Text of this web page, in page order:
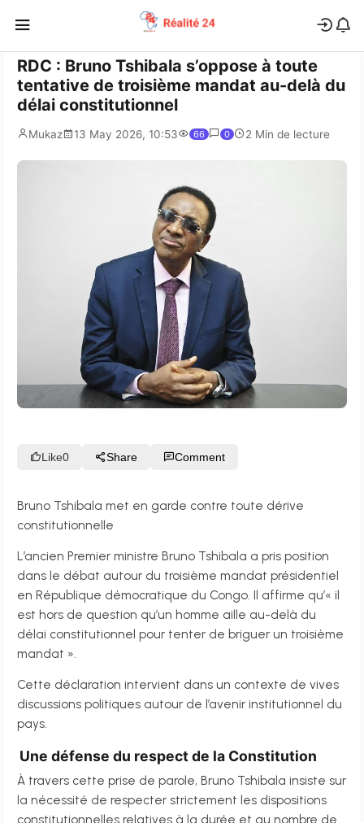
RDC : Bruno Tshibala s’oppose à toute
tentative de troisième mandat au-delà du
délai constitutionnel
Mukaz 13 May 2026, 10:53 66 0 2 Min de lecture
Like0 Share Comment
Bruno Tshibala met en garde contre toute dérive
constitutionnelle
L’ancien Premier ministre Bruno Tshibala a pris position
dans le débat autour du troisième mandat présidentiel
en République démocratique du Congo. Il affirme qu’« il
est hors de question qu’un homme aille au-delà du
délai constitutionnel pour tenter de briguer un troisième
mandat ».
Cette déclaration intervient dans un contexte de vives
discussions politiques autour de l’avenir institutionnel du
pays.
Une défense du respect de la Constitution
À travers cette prise de parole, Bruno Tshibala insiste sur
la nécessité de respecter strictement les dispositions
constitutionnelles relatives à la durée et au nombre de